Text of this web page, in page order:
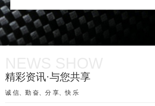
精彩资讯·与您共享
诚 信、勤 奋、分 享、快 乐